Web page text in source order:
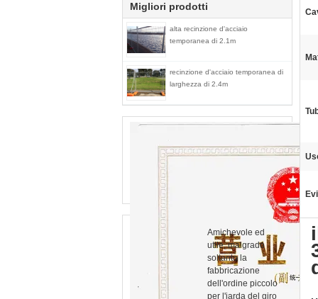
Migliori prodotti
alta recinzione d'acciaio
temporanea di 2.1m
recinzione d'acciaio temporanea di
larghezza di 2.4m
Amichevole ed
utile, malgrado
soltanto la
fabbricazione
dell'ordine piccolo
per l'iarda del giro